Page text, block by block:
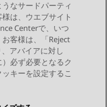
次のトピック
なサードパーティ
は、ウエブサイト
Centerで、いつ
客様は、「Reject
アバイアに対し
必ず必要となるク
キーを設定するこ